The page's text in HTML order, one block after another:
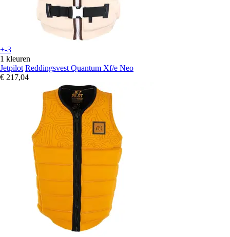
+-3
1 kleuren
Jetpilot Reddingsvest Quantum Xf/e Neo
€ 217,04